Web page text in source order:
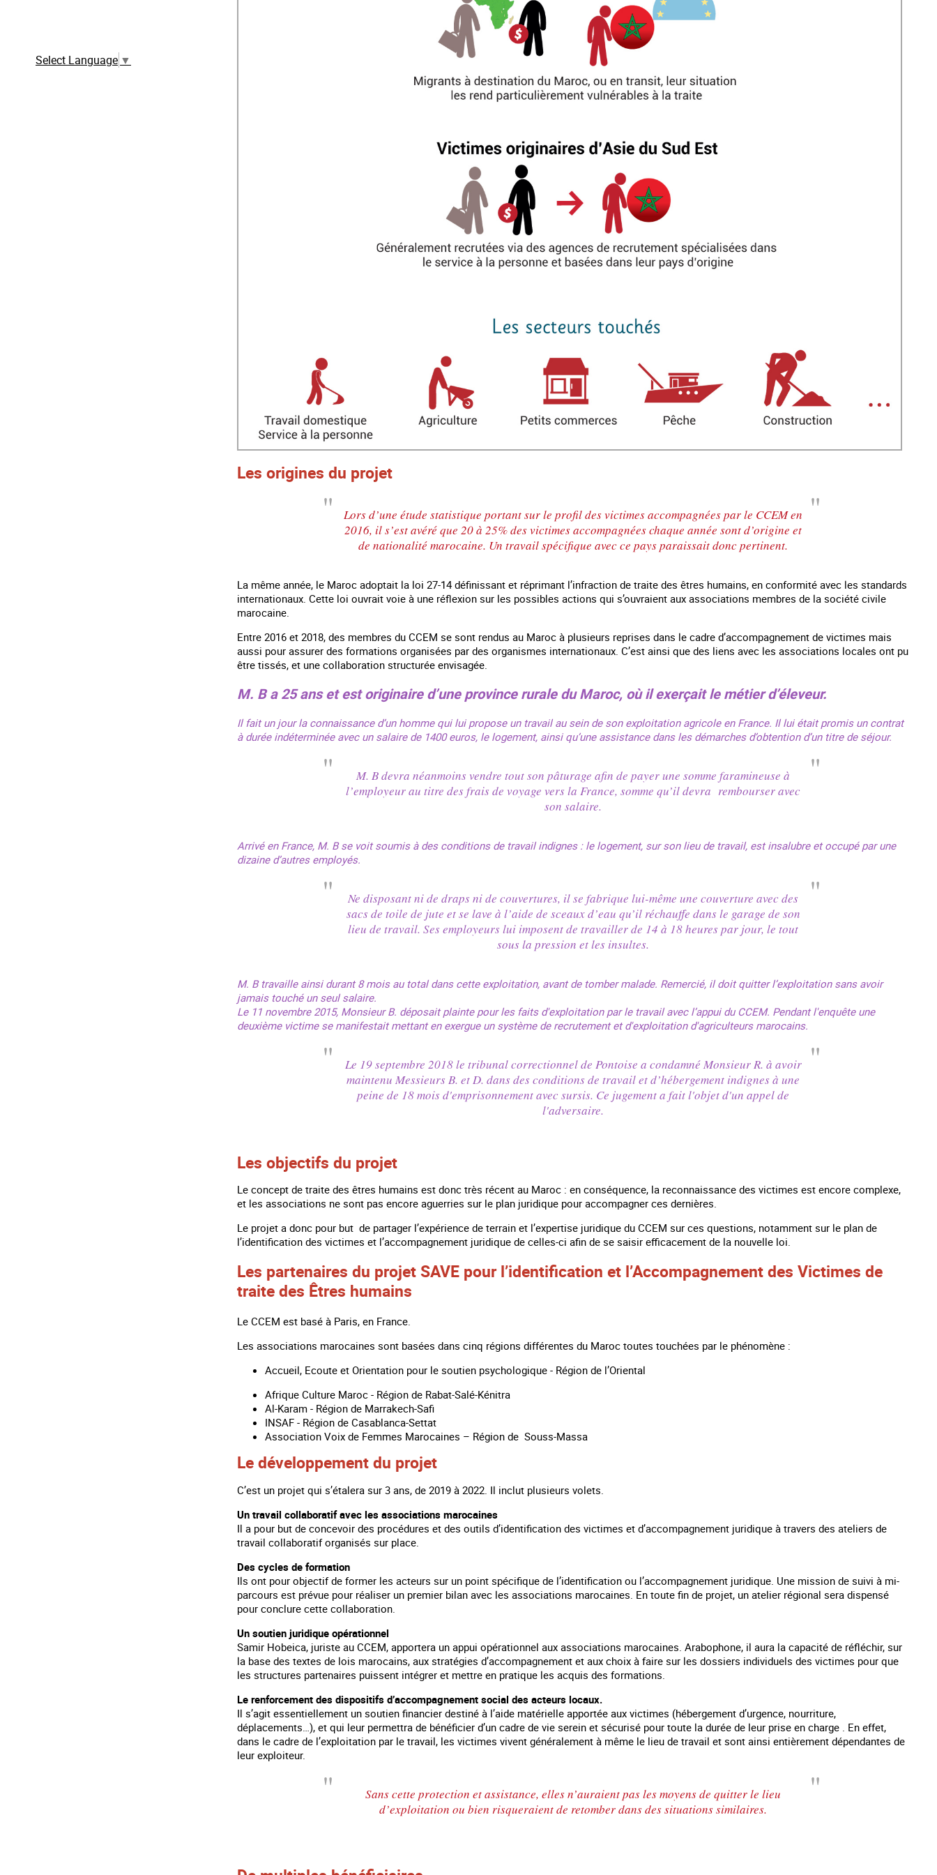
Select Language ▼
Les origines du projet
Lors d’une étude statistique portant sur le profil des victimes accompagnées par le CCEM en
2016, il s’est avéré que 20 à 25% des victimes accompagnées chaque année sont d’origine et
de nationalité marocaine. Un travail spécifique avec ce pays paraissait donc pertinent.
La même année, le Maroc adoptait la loi 27-14 définissant et réprimant l’infraction de traite des êtres humains, en conformité avec les standards
internationaux. Cette loi ouvrait voie à une réflexion sur les possibles actions qui s’ouvraient aux associations membres de la société civile
marocaine.
Entre 2016 et 2018, des membres du CCEM se sont rendus au Maroc à plusieurs reprises dans le cadre d’accompagnement de victimes mais
aussi pour assurer des formations organisées par des organismes internationaux. C’est ainsi que des liens avec les associations locales ont pu
être tissés, et une collaboration structurée envisagée.
M. B a 25 ans et est originaire d’une province rurale du Maroc, où il exerçait le métier d’éleveur.
Il fait un jour la connaissance d’un homme qui lui propose un travail au sein de son exploitation agricole en France. Il lui était promis un contrat
à durée indéterminée avec un salaire de 1400 euros, le logement, ainsi qu’une assistance dans les démarches d’obtention d’un titre de séjour.
M. B devra néanmoins vendre tout son pâturage afin de payer une somme faramineuse à
l’employeur au titre des frais de voyage vers la France, somme qu’il devra rembourser avec
son salaire.
Arrivé en France, M. B se voit soumis à des conditions de travail indignes : le logement, sur son lieu de travail, est insalubre et occupé par une
dizaine d’autres employés.
Ne disposant ni de draps ni de couvertures, il se fabrique lui-même une couverture avec des
sacs de toile de jute et se lave à l’aide de sceaux d’eau qu’il réchauffe dans le garage de son
lieu de travail. Ses employeurs lui imposent de travailler de 14 à 18 heures par jour, le tout
sous la pression et les insultes.
M. B travaille ainsi durant 8 mois au total dans cette exploitation, avant de tomber malade. Remercié, il doit quitter l’exploitation sans avoir
jamais touché un seul salaire.
Le 11 novembre 2015, Monsieur B. déposait plainte pour les faits d'exploitation par le travail avec l’appui du CCEM. Pendant l'enquête une
deuxième victime se manifestait mettant en exergue un système de recrutement et d'exploitation d'agriculteurs marocains.
Le 19 septembre 2018 le tribunal correctionnel de Pontoise a condamné Monsieur R. à avoir
maintenu Messieurs B. et D. dans des conditions de travail et d’hébergement indignes à une
peine de 18 mois d'emprisonnement avec sursis. Ce jugement a fait l'objet d'un appel de
l'adversaire.
Les objectifs du projet
Le concept de traite des êtres humains est donc très récent au Maroc : en conséquence, la reconnaissance des victimes est encore complexe,
et les associations ne sont pas encore aguerries sur le plan juridique pour accompagner ces dernières.
Le projet a donc pour but de partager l’expérience de terrain et l’expertise juridique du CCEM sur ces questions, notamment sur le plan de
l’identification des victimes et l’accompagnement juridique de celles-ci afin de se saisir efficacement de la nouvelle loi.
Les partenaires du projet SAVE pour l’identification et l’Accompagnement des Victimes de
traite des Êtres humains
Le CCEM est basé à Paris, en France.
Les associations marocaines sont basées dans cinq régions différentes du Maroc toutes touchées par le phénomène :
Accueil, Ecoute et Orientation pour le soutien psychologique - Région de l’Oriental
Afrique Culture Maroc - Région de Rabat-Salé-Kénitra
Al-Karam - Région de Marrakech-Safi
INSAF - Région de Casablanca-Settat
Association Voix de Femmes Marocaines – Région de Souss-Massa
Le développement du projet
C’est un projet qui s’étalera sur 3 ans, de 2019 à 2022. Il inclut plusieurs volets.
Un travail collaboratif avec les associations marocaines
Il a pour but de concevoir des procédures et des outils d’identification des victimes et d’accompagnement juridique à travers des ateliers de
travail collaboratif organisés sur place.
Des cycles de formation
Ils ont pour objectif de former les acteurs sur un point spécifique de l’identification ou l’accompagnement juridique. Une mission de suivi à mi-
parcours est prévue pour réaliser un premier bilan avec les associations marocaines. En toute fin de projet, un atelier régional sera dispensé
pour conclure cette collaboration.
Un soutien juridique opérationnel
Samir Hobeica, juriste au CCEM, apportera un appui opérationnel aux associations marocaines. Arabophone, il aura la capacité de réfléchir, sur
la base des textes de lois marocains, aux stratégies d’accompagnement et aux choix à faire sur les dossiers individuels des victimes pour que
les structures partenaires puissent intégrer et mettre en pratique les acquis des formations.
Le renforcement des dispositifs d’accompagnement social des acteurs locaux.
Il s’agit essentiellement un soutien financier destiné à l’aide matérielle apportée aux victimes (hébergement d’urgence, nourriture,
déplacements…), et qui leur permettra de bénéficier d’un cadre de vie serein et sécurisé pour toute la durée de leur prise en charge . En effet,
dans le cadre de l’exploitation par le travail, les victimes vivent généralement à même le lieu de travail et sont ainsi entièrement dépendantes de
leur exploiteur.
Sans cette protection et assistance, elles n’auraient pas les moyens de quitter le lieu
d’exploitation ou bien risqueraient de retomber dans des situations similaires.